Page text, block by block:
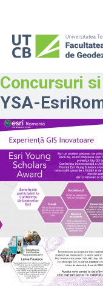
Concursuri
YSA-